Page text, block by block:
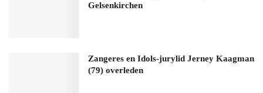
Gelsenkirchen
Zangeres en Idols-jurylid Jerney Kaagman
(79) overleden